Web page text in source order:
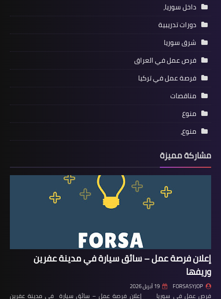
داخل سوريا،
دورات تدريبية
شرق سوريا
فرص عمل في العراق
فرصة عمل في تركيا
مناقصات
منوع
منوع،
مشاركة مميزة
إعلان فرصة عمل – سائق سيارة في مدينة عفرين
وريفها
FORSASYJOP 19 أبريل 2026
فرص عمل في سوريا إعلان فرصة عمل – سائق سيارة في مدينة عفرين